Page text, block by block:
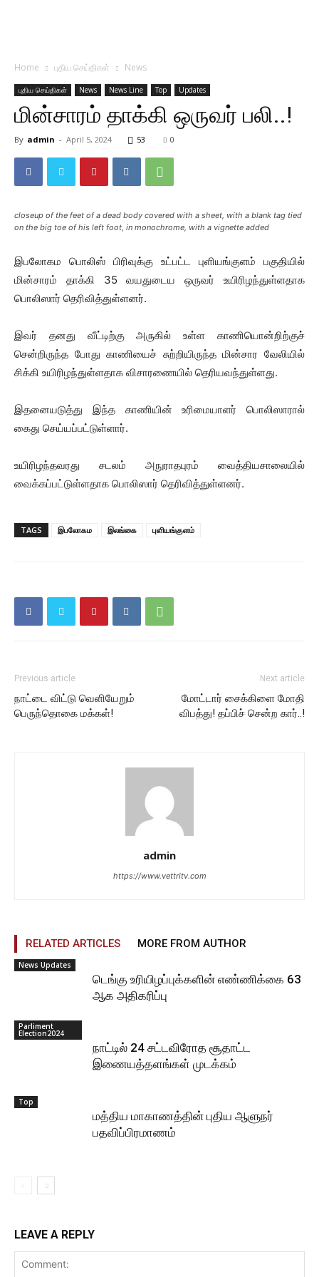
Home புதிய செய்திகள் News
புதிய செய்திகள் News News Line Top Updates
மின்சாரம் தாக்கி ஒருவர் பலி..!
By admin - April 5, 2024 53 0
closeup of the feet of a dead body covered with a sheet, with a blank tag tied
on the big toe of his left foot, in monochrome, with a vignette added
இபலோகம பொலிஸ் பிரிவுக்கு உட்பட்ட புளியங்குளம் பகுதியில்
மின்சாரம் தாக்கி 35 வயதுடைய ஒருவர் உயிரிழந்துள்ளதாக
பொலிஸார் தெரிவித்துள்ளனர்.
இவர் தனது வீட்டிற்கு அருகில் உள்ள காணியொன்றிற்குச்
சென்றிருந்த போது காணியைச் சுற்றியிருந்த மின்சார வேலியில்
சிக்கி உயிரிழந்துள்ளதாக விசாரணையில் தெரியவந்துள்ளது.
இதனையடுத்து இந்த காணியின் உரிமையாளர் பொலிஸாரால்
கைது செய்யப்பட்டுள்ளார்.
உயிரிழந்தவரது சடலம் அநுராதபுரம் வைத்தியசாலையில்
வைக்கப்பட்டுள்ளதாக பொலிஸார் தெரிவித்துள்ளனர்.
TAGS இபலோகம இலங்கை புளியங்குளம்
Previous article
நாட்டை விட்டு வெளியேறும்
பெருந்தொகை மக்கள்!
Next article
மோட்டார் சைக்கிளை மோதி
விபத்து! தப்பிச் சென்ற கார்..!
admin
https://www.vettritv.com
RELATED ARTICLES MORE FROM AUTHOR
News Updates
டெங்கு உரியிழப்புக்களின் எண்ணிக்கை 63
ஆக அதிகரிப்பு
Parliment
Election2024
நாட்டில் 24 சட்டவிரோத சூதாட்ட
இணையத்தளங்கள் முடக்கம்
Top
மத்திய மாகாணத்தின் புதிய ஆளுநர்
பதவிப்பிரமாணம்
LEAVE A REPLY